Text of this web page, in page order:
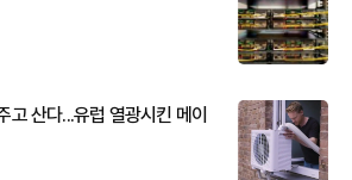
고 산다...유럽 열광시킨 메이